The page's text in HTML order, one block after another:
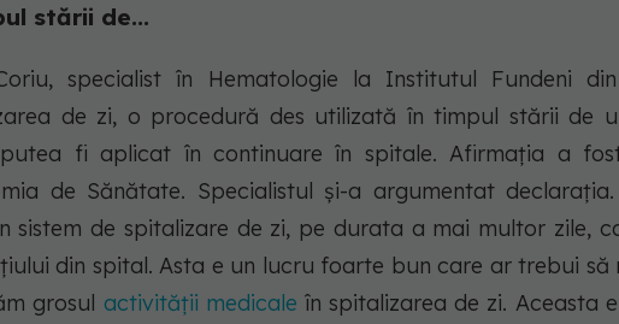
stării de...
specialist în Hematologie la Institutul Fundeni
de zi, o procedură des utilizată în timpul stării de
fi aplicat în continuare în spitale. Afirmația a
de Sănătate. Specialistul și-a argumentat declarația.
sistem de spitalizare de zi, pe durata a mai multor zile,
din spital. Asta e un lucru foarte bun care ar trebui să
grosul activității medicale în spitalizarea de zi. Aceasta